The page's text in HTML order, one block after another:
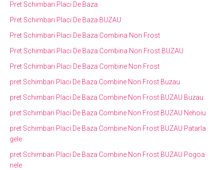
Pret Schimbari Placi De Baza
Pret Schimbari Placi De Baza BUZAU
Pret Schimbari Placi De Baza Combina Non Frost
Pret Schimbari Placi De Baza Combina Non Frost BUZAU
Pret Schimbari Placi De Baza Combine Non Frost
pret Schimbari Placi De Baza Combine Non Frost Buzau
pret Schimbari Placi De Baza Combine Non Frost BUZAU Buzau
pret Schimbari Placi De Baza Combine Non Frost BUZAU Nehoiu
pret Schimbari Placi De Baza Combine Non Frost BUZAU Patarla
gele
pret Schimbari Placi De Baza Combine Non Frost BUZAU Pogoa
nele